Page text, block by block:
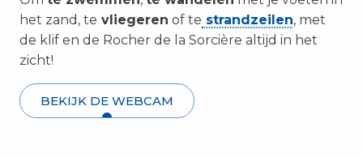
het zand, te vliegeren of te strandzeilen, met
de klif en de Rocher de la Sorcière altijd in het
zicht!
BEKIJK DE WEBCAM